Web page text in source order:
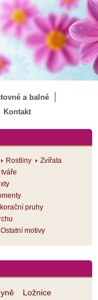
a balné
Kontakt
Rostliny
Zvířata
pruhy
Ostatní motivy
Ložnice